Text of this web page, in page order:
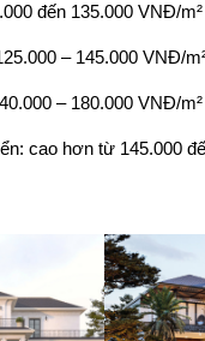
đến 135.000 VNĐ/m²
– 145.000 VNĐ/
– 180.000 VNĐ/m²
cao hơn từ 145.000